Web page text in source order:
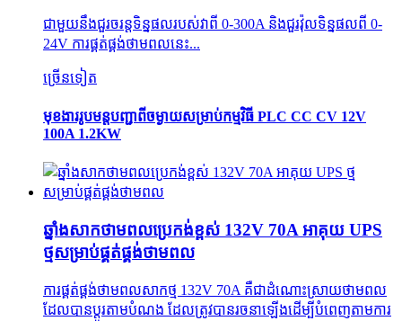
ជាមួយនឹងជួរចរន្តទិន្នផលរបស់វាពី 0-300A និងជួរវ៉ុលទិន្នផលពី 0-
24V ការផ្គត់ផ្គង់ថាមពលនេះ...
ច្រើនទៀត
មុខងាររូបមន្តបញ្ជាពីចម្ងាយសម្រាប់កម្មវិធី PLC CC CV 12V
100A 1.2KW
ឆ្នាំងសាក​ថាមពល​ប្រេកង់​ខ្ពស់ 132V 70A អាគុយ UPS
ថ្ម​សម្រាប់​ផ្គត់ផ្គង់​ថាមពល
ការផ្គត់ផ្គង់ថាមពលសាកថ្ម 132V 70A គឺជាដំណោះស្រាយថាមពល
ដែលបានប្ដូរតាមបំណង ដែលត្រូវបានរចនាឡើងដើម្បីបំពេញតាមការ